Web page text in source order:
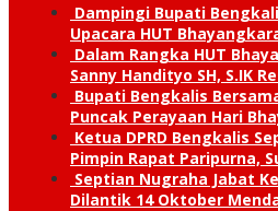
Dampingi Bupati
Upacara HUT
Dalam Rangka HUT
Sanny Handityo SH, S.IK
Bupati Bengkalis
Puncak Perayaan Hari
Ketua DPRD Bengkalis
Pimpin Rapat Paripurna,
Septian Nugraha Jabat
Dilantik 14 Oktober